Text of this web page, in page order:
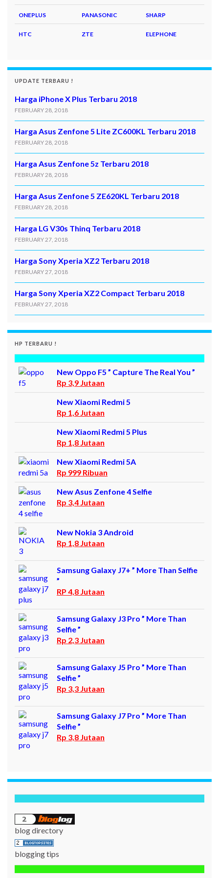
ONEPLUS PANASONIC SHARP
HTC ZTE ELEPHONE
UPDATE TERBARU !
Harga iPhone X Plus Terbaru 2018
FEBRUARY 28, 2018
Harga Asus Zenfone 5 Lite ZC600KL Terbaru 2018
FEBRUARY 28, 2018
Harga Asus Zenfone 5z Terbaru 2018
FEBRUARY 28, 2018
Harga Asus Zenfone 5 ZE620KL Terbaru 2018
FEBRUARY 28, 2018
Harga LG V30s Thinq Terbaru 2018
FEBRUARY 27, 2018
Harga Sony Xperia XZ2 Terbaru 2018
FEBRUARY 27, 2018
Harga Sony Xperia XZ2 Compact Terbaru 2018
FEBRUARY 27, 2018
HP TERBARU !
New Oppo F5 ” Capture The Real You ”
Rp 3,9 Jutaan
New Xiaomi Redmi 5
Rp 1,6 Jutaan
New Xiaomi Redmi 5 Plus
Rp 1,8 Jutaan
New Xiaomi Redmi 5A
Rp 999 Ribuan
New Asus Zenfone 4 Selfie
Rp 3,4 Jutaan
New Nokia 3 Android
Rp 1,8 Jutaan
Samsung Galaxy J7+ ” More Than Selfie
”
RP 4,8 Jutaan
Samsung Galaxy J3 Pro ” More Than
Selfie ”
Rp 2,3 Jutaan
Samsung Galaxy J5 Pro ” More Than
Selfie ”
Rp 3,3 Jutaan
Samsung Galaxy J7 Pro ” More Than
Selfie ”
Rp 3,8 Jutaan
blog directory
blogging tips